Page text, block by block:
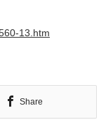
13.htm
Share